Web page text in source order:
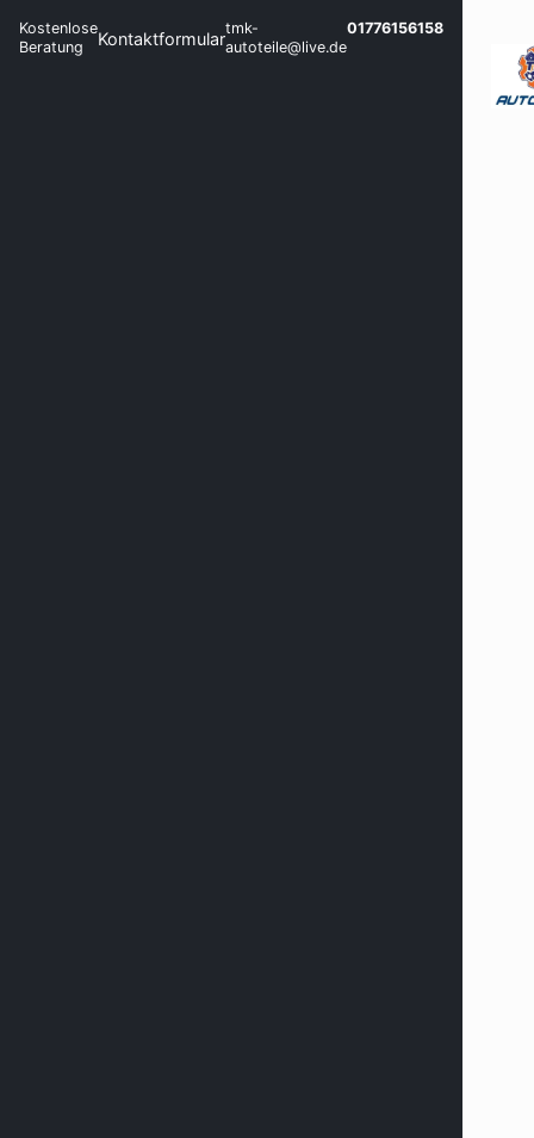
Kostenlose
Beratung
Kontaktformulartmk-
autoteile@live.de
01776156158